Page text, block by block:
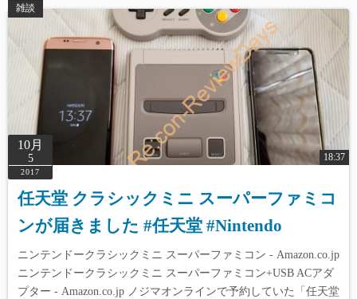
雑談
10月
5
2017
18:37
任天堂 クラシックミニ スーパーファミコ
ンが届きました #任天堂 #Nintendo
ニンテンドークラシックミニ スーパーファミコン - Amazon.co.jp
ニンテンドークラシックミニ スーパーファミコン+USB ACアダ
プター - Amazon.co.jp ノジマオンラインで予約していた「任天堂